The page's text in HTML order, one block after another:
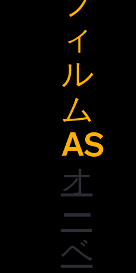
ィ
ル
ム
AS
オ
ー
ベ